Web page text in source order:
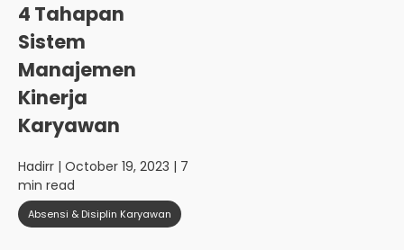
4 Tahapan
Sistem
Manajemen
Kinerja
Karyawan
Hadirr | October 19, 2023 | 7
min read
Absensi & Disiplin Karyawan